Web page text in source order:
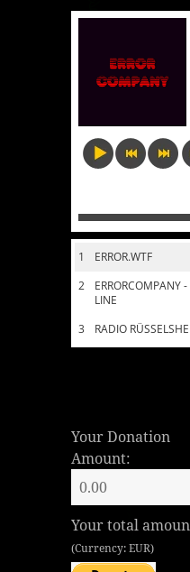
1
ERROR.WTF
2
ERRORCOMPANY
LINE
3
RADIO
Your Donation
Amount:
Your total
(Currency: EUR)